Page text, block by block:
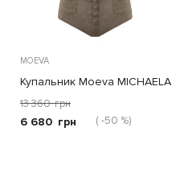
MOEVA
Купальник Moeva MICHAELA
оливковый
13 360 грн
6 680 грн ( -50 %)